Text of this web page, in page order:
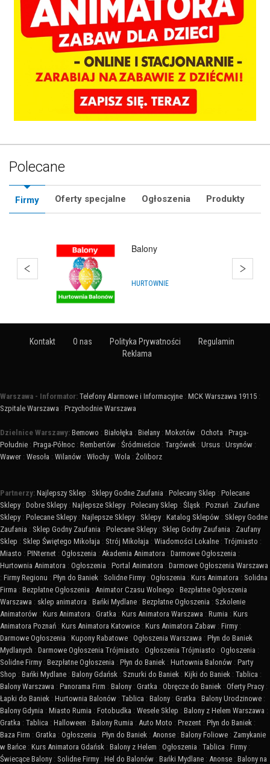
Polecane
Firmy Oferty specjalne Ogłoszenia Produkty
SklepMikolaja.pl
IMPREZY, WYDARZENIA
Kontakt O nas Polityka Prywatności
Regulamin
Reklama
Warszawa - Informator: Telefony Alarmowe i Informacyjne : MCK Warszawa 19115 :
Szpitale Warszawa : Przychodnie Warszawa
Dzielnice Warszawy: Bemowo : Białołęka : Bielany : Mokotów : Ochota : Praga-
Południe : Praga-Północ : Rembertów : Śródmieście : Targówek : Ursus : Ursynów :
Wawer : Wesoła : Wilanów : Włochy : Wola : Żoliborz
Partnerzy: Najlepszy Sklep : Sklepy Godne Zaufania : Polecany Sklep : Polecane
Sklepy : Dobre Sklepy : Najlepsze Sklepy : Polecany Sklep : Śląsk : Poznań : Zaufane
Sklepy : Polecane Sklepy : Najlepsze Sklepy : Sklepy : Katalog Sklepów : Sklepy Godne
Zaufania : Sklep Godny Zaufania : Polecane Sklepy : Sklep Godny Zaufania : Zaufany
Sklep : Sklep Świętego Mikołaja : Strój Mikołaja : Wiadomości Lokalne : Trójmiasto :
Miasto : PINternet : Ogłoszenia : Akademia Animatora : Darmowe Ogłoszenia :
Hurtownia Animatora : Ogłoszenia : Portal Animatora : Darmowe Ogłoszenia Warszawa
: Firmy Regionu : Płyn do Baniek : Solidne Firmy : Ogłoszenia : Kurs Animatora : Solidna
Firma : Bezpłatne Ogłoszenia : Animator Czasu Wolnego : Bezpłatne Ogłoszenia
Warszawa : sklep animatora : Bańki Mydlane : Bezpłatne Ogłoszenia : Szkolenie
Animatorów : Kurs Animatora : Gratka : Kurs Animatora Warszawa : Rumia : Kurs
Animatora Poznań : Kurs Animatora Katowice : Kurs Animatora Zabaw : Firmy :
Darmowe Ogłoszenia : Kupony Rabatowe : Ogłoszenia Warszawa : Płyn do Baniek
Mydlanych : Darmowe Ogłoszenia Trójmiasto : Ogłoszenia Trójmiasto : Ogłoszenia :
Solidne Firmy : Bezpłatne Ogłoszenia : Płyn do Baniek : Hurtownia Balonów : Party
Shop : Bańki Mydlane : Balony Gdańsk : Sznurki do Baniek : Kijki do Baniek : Tablica :
Balony Warszawa : Panorama Firm : Balony : Gratka : Obręcze do Baniek : Oferty Pracy :
Łapki do Baniek : Hurtownia Balonów : Tablica : Balony : Gratka : Balony Urodzinowe :
Balony Gdynia : Miasto Rumia : Fotobudka : Wesele Sklep : Balony z Helem Warszawa :
Gratka : Tablica : Halloween : Balony Rumia : Auto Moto : Prezent : Płyn do Baniek :
Baza Firm : Gratka : Ogłoszenia : Płyn do Baniek : Anonse : Balony Foliowe : Zamykanie
w Bańce : Kurs Animatora Gdańsk : Balony z Helem : Ogłoszenia : Tablica : Firmy :
Świecące Balony : Solidne Firmy : Hel do Balonów : Bańki Mydlane : Anonse : Balony na